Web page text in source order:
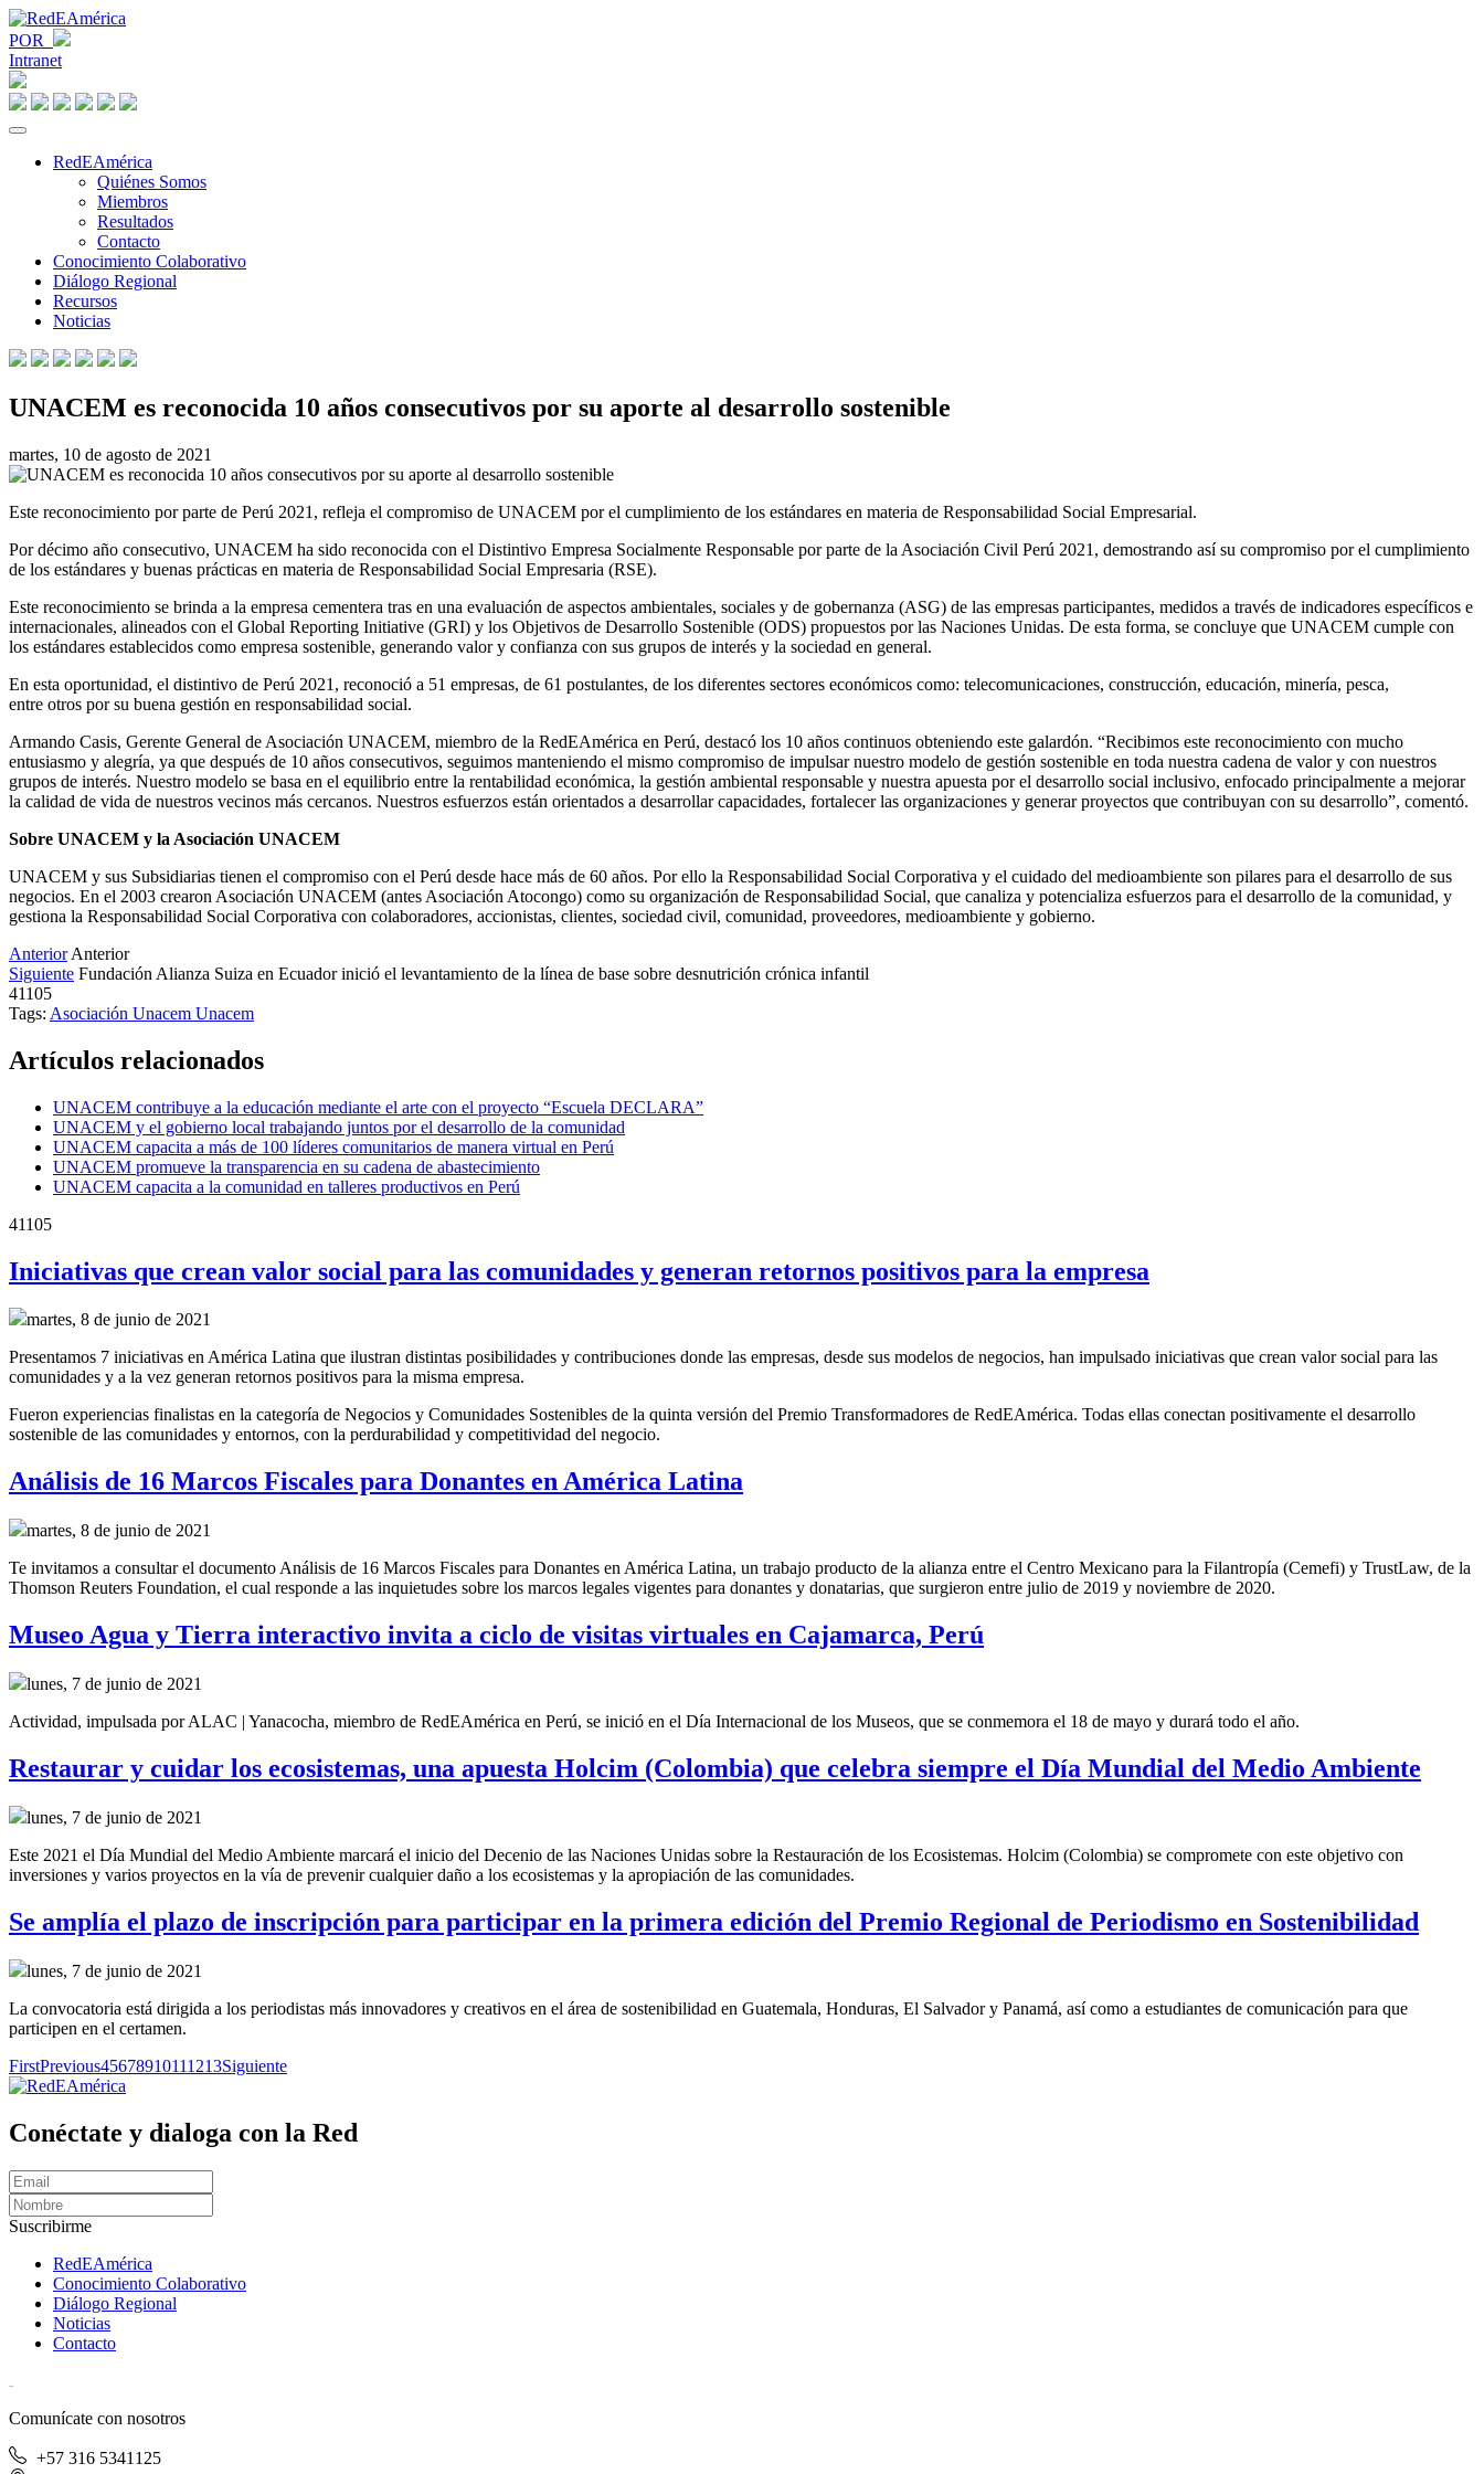
POR
Intranet
RedEAmérica
Quiénes Somos
Miembros
Resultados
Contacto
Conocimiento Colaborativo
Diálogo Regional
Recursos
Noticias
UNACEM es reconocida 10 años consecutivos por su aporte al desarrollo sostenible
martes, 10 de agosto de 2021
Este reconocimiento por parte de Perú 2021, refleja el compromiso de UNACEM por el cumplimiento de los estándares en materia de Responsabilidad Social Empresarial.
Por décimo año consecutivo, UNACEM ha sido reconocida con el Distintivo Empresa Socialmente Responsable por parte de la Asociación Civil Perú 2021, demostrando así su compromiso por el cumplimiento
de los estándares y buenas prácticas en materia de Responsabilidad Social Empresaria (RSE).
Este reconocimiento se brinda a la empresa cementera tras en una evaluación de aspectos ambientales, sociales y de gobernanza (ASG) de las empresas participantes, medidos a través de indicadores específicos e
internacionales, alineados con el Global Reporting Initiative (GRI) y los Objetivos de Desarrollo Sostenible (ODS) propuestos por las Naciones Unidas. De esta forma, se concluye que UNACEM cumple con
los estándares establecidos como empresa sostenible, generando valor y confianza con sus grupos de interés y la sociedad en general.
En esta oportunidad, el distintivo de Perú 2021, reconoció a 51 empresas, de 61 postulantes, de los diferentes sectores económicos como: telecomunicaciones, construcción, educación, minería, pesca,
entre otros por su buena gestión en responsabilidad social.
Armando Casis, Gerente General de Asociación UNACEM, miembro de la RedEAmérica en Perú, destacó los 10 años continuos obteniendo este galardón. “Recibimos este reconocimiento con mucho
entusiasmo y alegría, ya que después de 10 años consecutivos, seguimos manteniendo el mismo compromiso de impulsar nuestro modelo de gestión sostenible en toda nuestra cadena de valor y con nuestros
grupos de interés. Nuestro modelo se basa en el equilibrio entre la rentabilidad económica, la gestión ambiental responsable y nuestra apuesta por el desarrollo social inclusivo, enfocado principalmente a mejorar
la calidad de vida de nuestros vecinos más cercanos. Nuestros esfuerzos están orientados a desarrollar capacidades, fortalecer las organizaciones y generar proyectos que contribuyan con su desarrollo”, comentó.
Sobre UNACEM y la Asociación UNACEM
UNACEM y sus Subsidiarias tienen el compromiso con el Perú desde hace más de 60 años. Por ello la Responsabilidad Social Corporativa y el cuidado del medioambiente son pilares para el desarrollo de sus
negocios. En el 2003 crearon Asociación UNACEM (antes Asociación Atocongo) como su organización de Responsabilidad Social, que canaliza y potencializa esfuerzos para el desarrollo de la comunidad, y
gestiona la Responsabilidad Social Corporativa con colaboradores, accionistas, clientes, sociedad civil, comunidad, proveedores, medioambiente y gobierno.
Anterior Anterior
Siguiente Fundación Alianza Suiza en Ecuador inició el levantamiento de la línea de base sobre desnutrición crónica infantil
41105
Tags: Asociación Unacem Unacem
Artículos relacionados
UNACEM contribuye a la educación mediante el arte con el proyecto “Escuela DECLARA”
UNACEM y el gobierno local trabajando juntos por el desarrollo de la comunidad
UNACEM capacita a más de 100 líderes comunitarios de manera virtual en Perú
UNACEM promueve la transparencia en su cadena de abastecimiento
UNACEM capacita a la comunidad en talleres productivos en Perú
41105
Iniciativas que crean valor social para las comunidades y generan retornos positivos para la empresa
martes, 8 de junio de 2021
Presentamos 7 iniciativas en América Latina que ilustran distintas posibilidades y contribuciones donde las empresas, desde sus modelos de negocios, han impulsado iniciativas que crean valor social para las
comunidades y a la vez generan retornos positivos para la misma empresa.
Fueron experiencias finalistas en la categoría de Negocios y Comunidades Sostenibles de la quinta versión del Premio Transformadores de RedEAmérica. Todas ellas conectan positivamente el desarrollo
sostenible de las comunidades y entornos, con la perdurabilidad y competitividad del negocio.
Análisis de 16 Marcos Fiscales para Donantes en América Latina
martes, 8 de junio de 2021
Te invitamos a consultar el documento Análisis de 16 Marcos Fiscales para Donantes en América Latina, un trabajo producto de la alianza entre el Centro Mexicano para la Filantropía (Cemefi) y TrustLaw, de la
Thomson Reuters Foundation, el cual responde a las inquietudes sobre los marcos legales vigentes para donantes y donatarias, que surgieron entre julio de 2019 y noviembre de 2020.
Museo Agua y Tierra interactivo invita a ciclo de visitas virtuales en Cajamarca, Perú
lunes, 7 de junio de 2021
Actividad, impulsada por ALAC | Yanacocha, miembro de RedEAmérica en Perú, se inició en el Día Internacional de los Museos, que se conmemora el 18 de mayo y durará todo el año.
Restaurar y cuidar los ecosistemas, una apuesta Holcim (Colombia) que celebra siempre el Día Mundial del Medio Ambiente
lunes, 7 de junio de 2021
Este 2021 el Día Mundial del Medio Ambiente marcará el inicio del Decenio de las Naciones Unidas sobre la Restauración de los Ecosistemas. Holcim (Colombia) se compromete con este objetivo con
inversiones y varios proyectos en la vía de prevenir cualquier daño a los ecosistemas y la apropiación de las comunidades.
Se amplía el plazo de inscripción para participar en la primera edición del Premio Regional de Periodismo en Sostenibilidad
lunes, 7 de junio de 2021
La convocatoria está dirigida a los periodistas más innovadores y creativos en el área de sostenibilidad en Guatemala, Honduras, El Salvador y Panamá, así como a estudiantes de comunicación para que
participen en el certamen.
FirstPrevious45678910111213Siguiente
Conéctate y dialoga con la Red
Suscribirme
RedEAmérica
Conocimiento Colaborativo
Diálogo Regional
Noticias
Contacto
Comunícate con nosotros
+57 316 5341125